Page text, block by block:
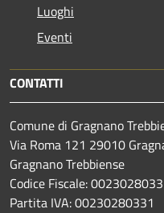
Luoghi
Eventi
CONTATTI
Comune di Gragnano
Via Roma 121 29010
Gragnano Trebbiense
Codice Fiscale:
Partita IVA: 00230280331